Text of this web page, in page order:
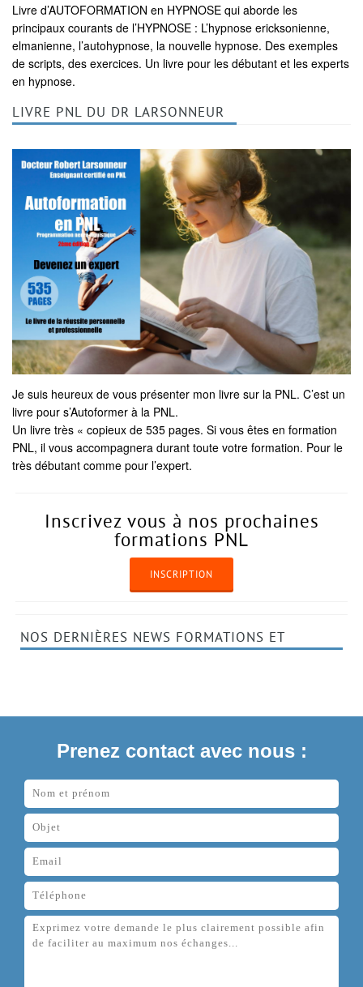
Livre d’AUTOFORMATION en HYPNOSE qui aborde les
principaux courants de l’HYPNOSE : L’hypnose ericksonienne,
elmanienne, l’autohypnose, la nouvelle hypnose. Des exemples
de scripts, des exercices. Un livre pour les débutant et les experts
en hypnose.
LIVRE PNL DU DR LARSONNEUR
Je suis heureux de vous présenter mon livre sur la PNL. C’est un
livre pour s’Autoformer à la PNL.
Un livre très « copieux de 535 pages. Si vous êtes en formation
PNL, il vous accompagnera durant toute votre formation. Pour le
très débutant comme pour l’expert.
Inscrivez vous à nos prochaines
formations PNL
INSCRIPTION
NOS DERNIÈRES NEWS FORMATIONS ET
Prenez contact avec nous :